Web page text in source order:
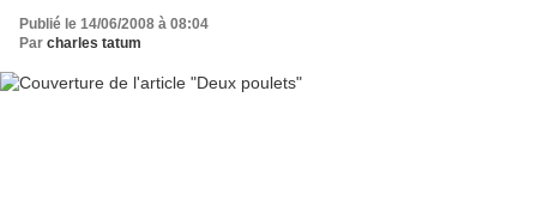
Publié le 14/06/2008 à 08:04
Par charles tatum